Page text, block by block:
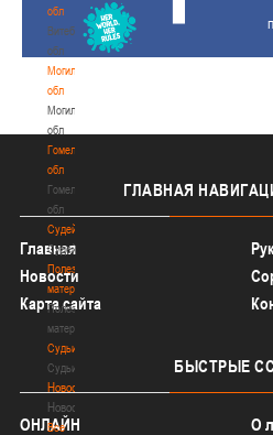
обл
Витебская
обл
Могилевская
обл
Могилевская
обл
Гомельская
обл
Гомельская
обл
Судейство
Судейство
Полезные
материалы
Полезные
материалы
Судьи
Судьи
Новости
Новости
Все
ГЛАВНАЯ
Главная
Новости
Карта сайта
БЫСТРЫЕ
ОНЛАЙН
О